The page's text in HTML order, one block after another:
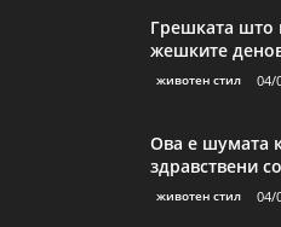
Грешката што
жешките
животен стил 04/
Ова е шумата
здравствени
животен стил 04/